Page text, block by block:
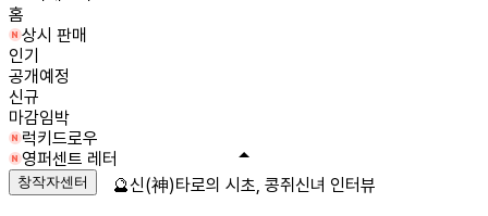
홈
상시 판매
인기
공개예정
신규
마감임박
럭키드로우
영퍼센트 레터
창작자센터 🔮신(神)타로의 시초, 콩쥐신녀 인터뷰